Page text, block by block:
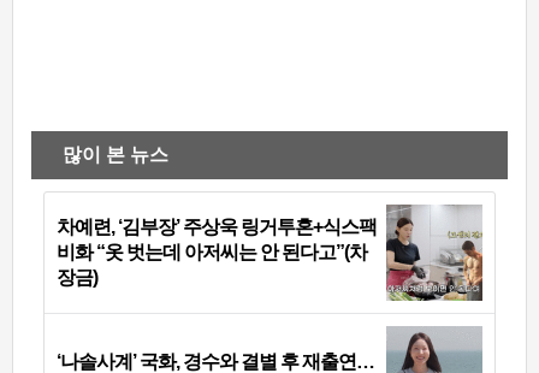
많이 본 뉴스
차예련, ‘김부장’ 주상욱 링거투혼+식스팩
비화 “옷 벗는데 아저씨는 안 된다고”(차
장금)
‘나솔사계’ 국화, 경수와 결별 후 재출연…